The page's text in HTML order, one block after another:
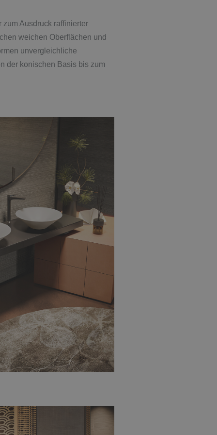
Ausdruck raffinierter
weichen Oberflächen und
unvergleichliche
der konischen Basis bis zum